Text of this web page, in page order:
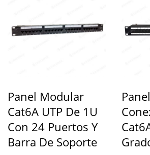
Panel Modular
Cat6A UTP De 1U
Con 24 Puertos Y
Barra De Soporte